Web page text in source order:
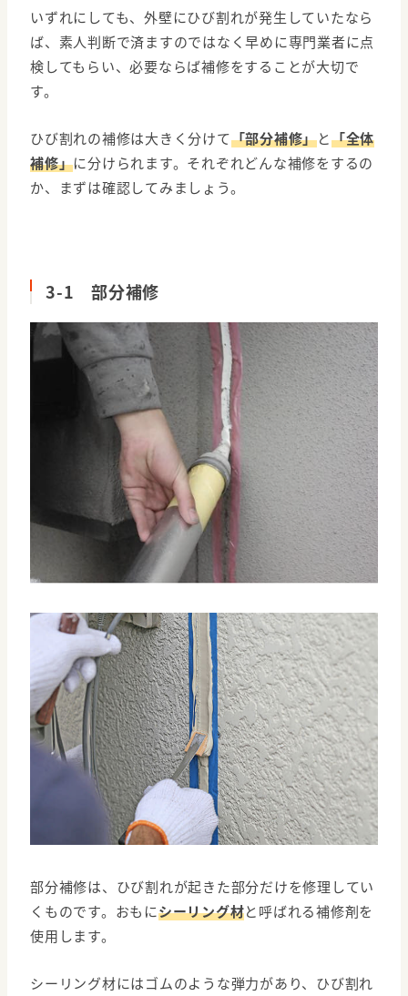
いずれにしても、外壁にひび割れが発生していたなら
ば、素人判断で済ますのではなく早めに専門業者に点
検してもらい、必要ならば補修をすることが大切で
す。
ひび割れの補修は大きく分けて「部分補修」と「全体
補修」に分けられます。それぞれどんな補修をするの
か、まずは確認してみましょう。
3-1 部分補修
部分補修は、ひび割れが起きた部分だけを修理してい
くものです。おもにシーリング材と呼ばれる補修剤を
使用します。
シーリング材にはゴムのような弾力があり、ひび割れ